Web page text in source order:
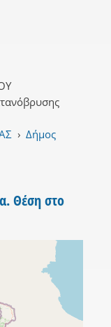
› Δήμος
Θέση στο